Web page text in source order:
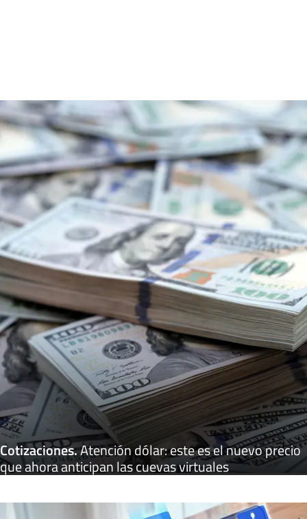
Cotizaciones.Atención dólar: este es el nuevo precio
que ahora anticipan las cuevas virtuales